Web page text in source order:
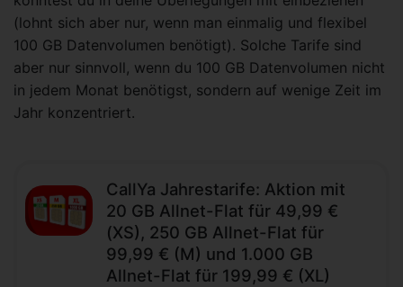
(lohnt sich aber nur, wenn man einmalig und flexibel
100 GB Datenvolumen benötigt). Solche Tarife sind
aber nur sinnvoll, wenn du 100 GB Datenvolumen nicht
in jedem Monat benötigst, sondern auf wenige Zeit im
Jahr konzentriert.
CallYa Jahrestarife: Aktion mit
20 GB Allnet-Flat für 49,99 €
(XS), 250 GB Allnet-Flat für
99,99 € (M) und 1.000 GB
Allnet-Flat für 199,99 € (XL)